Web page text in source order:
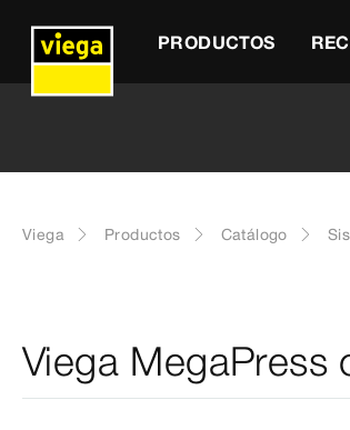
PRODUCTOS
Viega Productos Catálogo
Viega